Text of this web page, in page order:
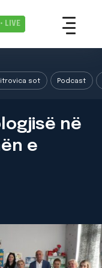
• LIVE
sot Podcast
në
e